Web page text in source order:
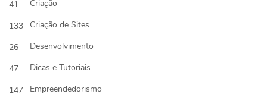
41
Criação
133
Criação de Sites
26
Desenvolvimento
47
Dicas e Tutoriais
147
Empreendedorismo